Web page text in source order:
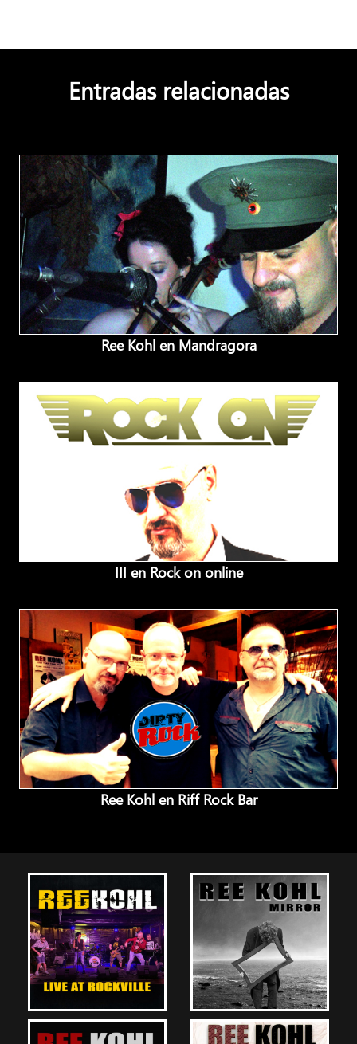
Entradas relacionadas
Ree Kohl en Mandragora
III en Rock on online
Ree Kohl en Riff Rock Bar